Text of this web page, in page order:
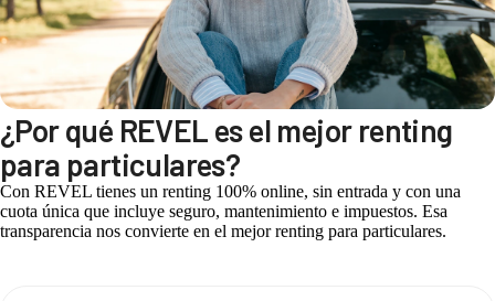
¿Por qué REVEL es el mejor renting
para particulares?
Con REVEL tienes un renting 100% online, sin entrada y con una
cuota única que incluye seguro, mantenimiento e impuestos. Esa
transparencia nos convierte en el mejor renting para particulares.